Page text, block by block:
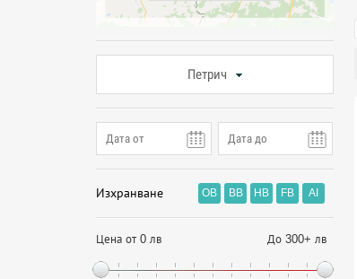
Петрич
Изхранване OB BB HB FB AI
Цена от 0 лв До 300+ лв